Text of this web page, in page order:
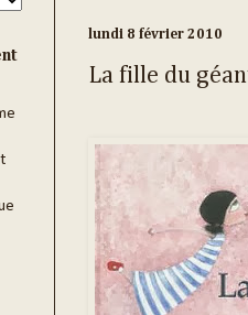
lundi 8 février 2010
La fille du